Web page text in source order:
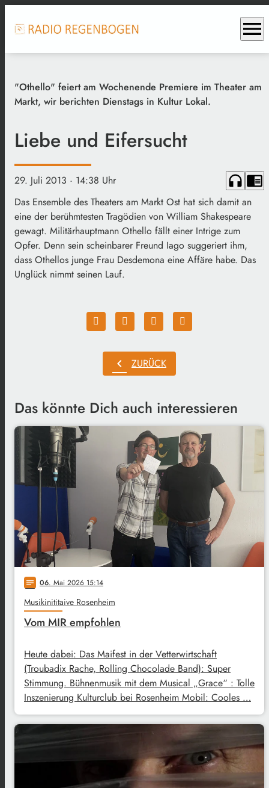
menu
"Othello" feiert am Wochenende Premiere im Theater am
Markt, wir berichten Dienstags in Kultur Lokal.
Liebe und Eifersucht
29. Juli 2013 · 14:38 Uhr headphones chrome_reader_mode
Das Ensemble des Theaters am Markt Ost hat sich damit an
eine der berühmtesten Tragödien von William Shakespeare
gewagt. Militärhauptmann Othello fällt einer Intrige zum
Opfer. Denn sein scheinbarer Freund Iago suggeriert ihm,
dass Othellos junge Frau Desdemona eine Affäre habe. Das
Unglück nimmt seinen Lauf.
chevron_left ZURÜCK
Das könnte Dich auch interessieren
notes 06. Mai 2026 15:14
Musikinititaive Rosenheim
Vom MIR empfohlen
Heute dabei: Das Maifest in der Vetterwirtschaft
(Troubadix Rache, Rolling Chocolade Band): Super
Stimmung. Bühnenmusik mit dem Musical „Grace“ : Tolle
Inszenierung Kulturclub bei Rosenheim Mobil: Cooles …